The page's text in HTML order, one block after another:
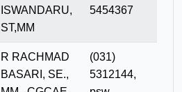
ISWANDARU,
ST,MM
5454367
R RACHMAD
BASARI, SE.,
(031)
5312144,